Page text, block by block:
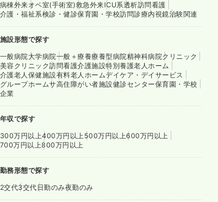
病棟外来オペ室(手術室)救急外来ICU系透析訪問看護
介護・福祉系検診・健診保育園・学校訪問診療内視鏡治験関連
施設形態で探す
一般病院大学病院一般＋療養療養型病院精神科病院クリニック
美容クリニック訪問看護介護施設特別養護老人ホーム
介護老人保健施設有料老人ホームデイケア・デイサービス
グループホームサ高住障がい者施設健診センター保育園・学校
企業
年収で探す
300万円以上400万円以上500万円以上600万円以上
700万円以上800万円以上
勤務形態で探す
2交代3交代日勤のみ夜勤のみ